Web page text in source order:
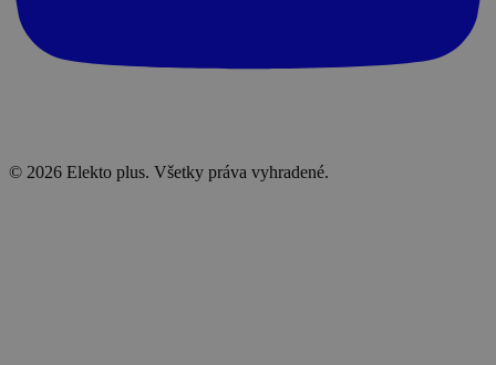
© 2026 Elekto plus. Všetky práva vyhradené.